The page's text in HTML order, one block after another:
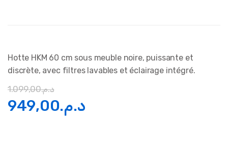
Hotte HKM 60 cm sous meuble noire, puissante et
discrète, avec filtres lavables et éclairage intégré.
د.م.1.099,00
Le
د.م.949,00